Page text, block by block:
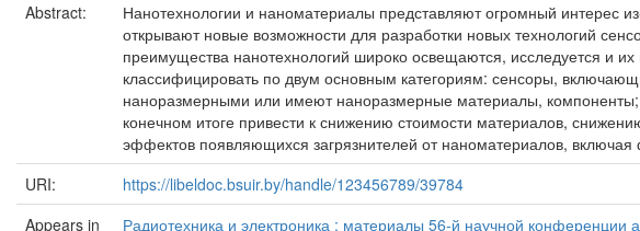
Abstract:
Нанотехнологии и наноматериалы представляют огромный интерес
открывают новые возможности для разработки новых технологий
преимущества нанотехнологий широко освещаются, исследуется и
классифицировать по двум основным категориям: сенсоры,
наноразмерными или имеют наноразмерные материалы,
конечном итоге привести к снижению стоимости материалов,
эффектов появляющихся загрязнителей от наноматериалов,
URI:
https://libeldoc.bsuir.by/handle/123456789/39784
Appears in
Радиотехника и электроника : материалы 56-й научной конференции